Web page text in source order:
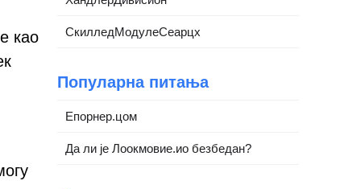
као
СкилледМодулеСеарцх
Популарна питања
Епорнер.цом
Да ли је Лоокмовие.ио безбедан?